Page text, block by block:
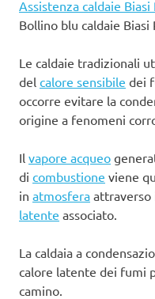
Assistenza caldaie Biasi
Bollino blu caldaie Biasi
Le caldaie tradizionali
del calore sensibile dei
occorre evitare la
origine a fenomeni
Il vapore acqueo
di combustione viene
in atmosfera attraverso
latente associato.
La caldaia a
calore latente dei fumi
camino.